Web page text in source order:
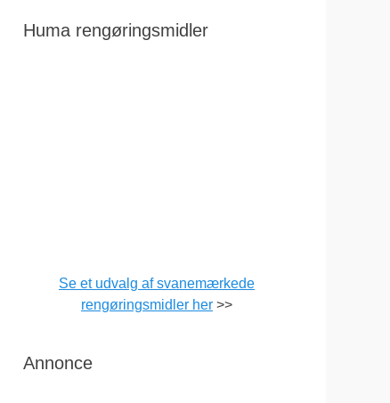
Huma rengøringsmidler
Se et udvalg af svanemærkede
rengøringsmidler her >>
Annonce